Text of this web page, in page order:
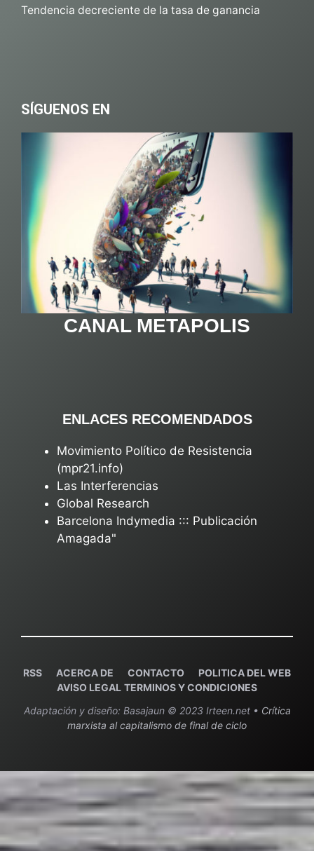
Tendencia decreciente de la tasa de ganancia
SÍGUENOS EN
CANAL METAPOLIS
ENLACES RECOMENDADOS
Movimiento Político de Resistencia
(mpr21.info)
Las Interferencias
Global Research
Barcelona Indymedia ::: Publicación
Amagada"
RSS ACERCA DE CONTACTO
POLITICA DEL WEB
AVISO LEGAL TERMINOS Y CONDICIONES
Adaptación y diseño: Basajaun © 2023 Irteen.net • Crítica
marxista al capitalismo de final de ciclo